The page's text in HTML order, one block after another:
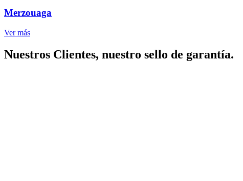
Merzouaga
Ver más
Nuestros Clientes, nuestro sello de garantía.